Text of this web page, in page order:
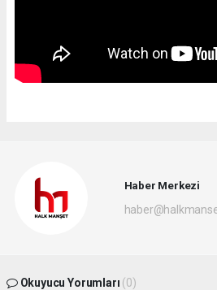
Haber Merkezi
Okuyucu Yorumları (0)